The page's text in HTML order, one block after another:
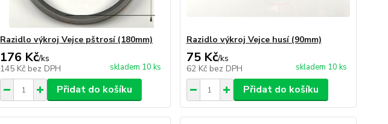
Razidlo výkroj Vejce pštrosí (180mm)
176 Kč/ks
145 Kč bez DPH skladem 10 ks
Přidat do košíku
Razidlo výkroj Vejce husí (90mm)
75 Kč/ks
62 Kč bez DPH skladem 10 ks
Přidat do košíku